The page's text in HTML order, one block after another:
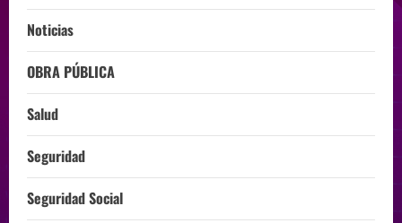
Noticias
OBRA PÚBLICA
Salud
Seguridad
Seguridad Social